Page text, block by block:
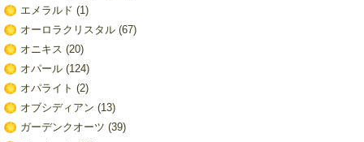
エメラルド (1)
オーロラクリスタル(67)
オニキス (20)
オパール(124)
オパライト (2)
オブシディアン (13)
ガーデンクオーツ (39)